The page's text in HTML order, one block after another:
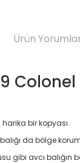
Ürün
harika bir kopyası.
da bölge
gibi avcı